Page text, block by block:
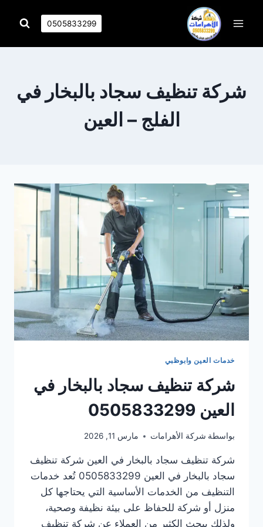
0505833299
شركة تنظيف سجاد بالبخار في
الفلج – العين
خدمات العين وابوظبي
شركة تنظيف سجاد بالبخار في
العين 0505833299
بواسطة شركة الأهرامات مارس 11, 2026
شركة تنظيف سجاد بالبخار في العين شركة تنظيف
سجاد بالبخار في العين 0505833299 تُعد خدمات
التنظيف من الخدمات الأساسية التي يحتاجها كل
منزل أو شركة للحفاظ على بيئة نظيفة وصحية،
ولذلك يبحث الكثير من العملاء عن شركة تنظيف